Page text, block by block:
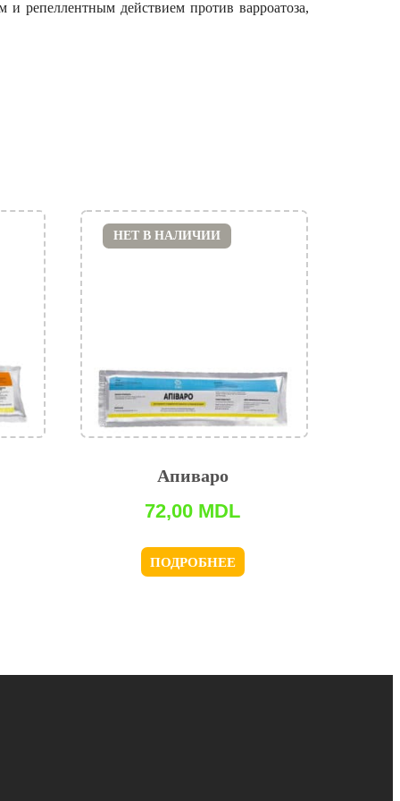
репеллентным действием против варроатоза,
Апиваро
72,00 MDL
ПОДРОБНЕЕ
НЕТ В НАЛИЧИИ